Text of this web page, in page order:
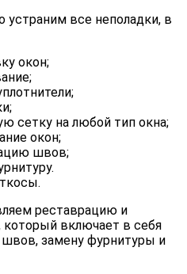
все неполадки, в
окон;
сетку на любой тип окна;
окон;
швов;
реставрацию и
включает в себя
швов, замену фурнитуры и